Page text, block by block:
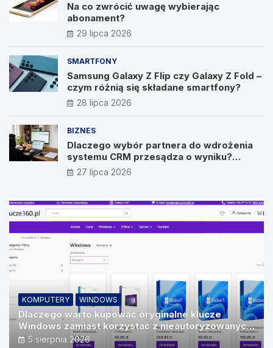
Na co zwrócić uwagę wybierając
abonament?
29 lipca 2026
SMARTFONY
Samsung Galaxy Z Flip czy Galaxy Z Fold –
czym różnią się składane smartfony?
28 lipca 2026
BIZNES
Dlaczego wybór partnera do wdrożenia
systemu CRM przesądza o wyniku?
Wywiad z Pawłem Prymakowskim, CEO IT
Vision
27 lipca 2026
KOMPUTERY WINDOWS
Dlaczego warto kupować oryginalne klucze
Windows zamiast korzystać z nieautoryzowanych
źródeł?
5 sierpnia 2026